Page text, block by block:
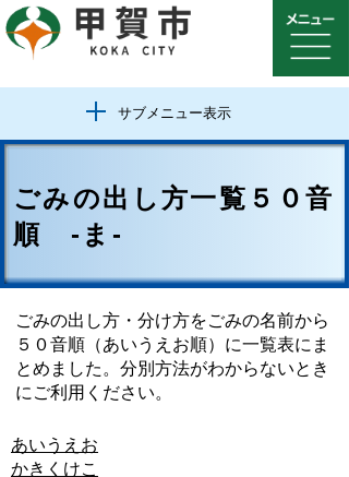
サブメニュー表示
ごみの出し方一覧５０音
順 -ま-
ごみの出し方・分け方をごみの名前から
５０音順（あいうえお順）に一覧表にま
とめました。分別方法がわからないとき
にご利用ください。
あい う え お
かき く けこ